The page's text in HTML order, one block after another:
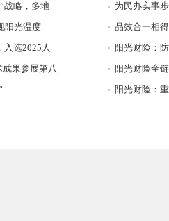
战略，多地
为民办实事
阳光温度
品效合一相
入选2025人
阳光财险：
成果参展第八
阳光财险全
阳光财险：